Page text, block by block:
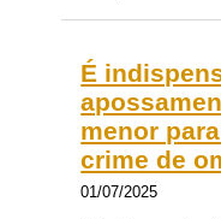
É
menor
crime de
01/07/2025